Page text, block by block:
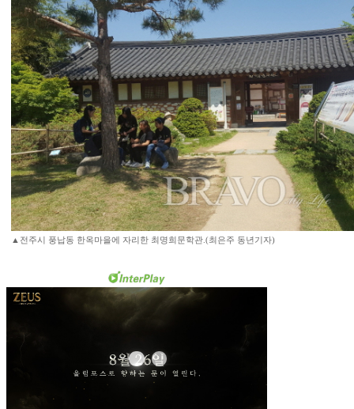
▲전주시 풍납동 한옥마을에 자리한 최명희문학관.(최은주 동년기자)